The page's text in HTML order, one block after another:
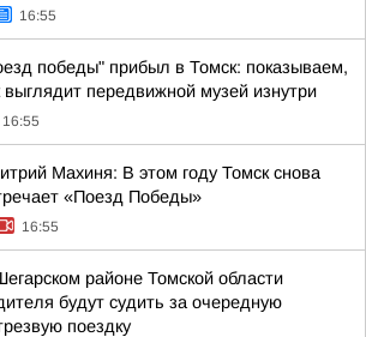
16:55
победы" прибыл в Томск: показываем,
выглядит передвижной музей изнутри
16:55
Махиня: В этом году Томск снова
«Поезд Победы»
16:55
районе Томской области
будут судить за очередную
поездку